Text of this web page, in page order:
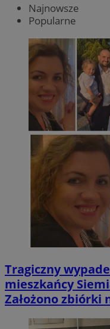
Najnowsze
Popularne
Tragiczny
mieszkańcy
Założono zbiórki